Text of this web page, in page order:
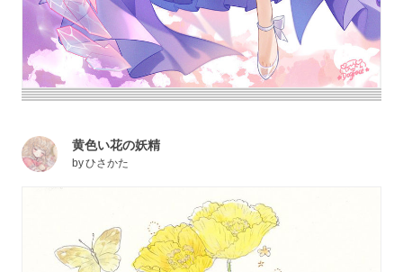
黄色い花の妖精
byひさかた